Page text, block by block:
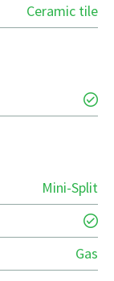
Ceramic tile
Mini-Split
Gas